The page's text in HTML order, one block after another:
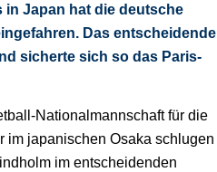
Japan hat die deutsche
Das entscheidende
sicherte sich so das Paris-
Nationalmannschaft für die
im japanischen Osaka schlugen
im entscheidenden